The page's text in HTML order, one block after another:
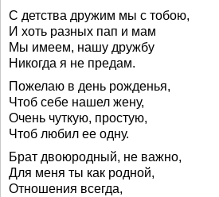
С детства дружим мы с тобою,
И хоть разных пап и мам
Мы имеем, нашу дружбу
Никогда я не предам.
Пожелаю в день рожденья,
Чтоб себе нашел жену,
Очень чуткую, простую,
Чтоб любил ее одну.
Брат двоюродный, не важно,
Для меня ты как родной,
Отношения всегда,